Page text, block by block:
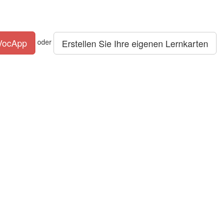
oder Erstellen Sie Ihre eigenen Lernkarten